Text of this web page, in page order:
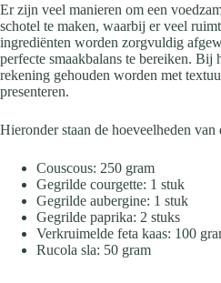
Er zijn veel manieren om een
schotel te maken, waarbij er veel
ingrediënten worden zorgvuldig
perfecte smaakbalans te bereiken. Bij
rekening gehouden worden met
presenteren.
Hieronder staan de hoeveelheden van
Couscous: 250 gram
Gegrilde courgette: 1 stuk
Gegrilde aubergine: 1 stuk
Gegrilde paprika: 2 stuks
Verkruimelde feta kaas: 100
Rucola sla: 50 gram